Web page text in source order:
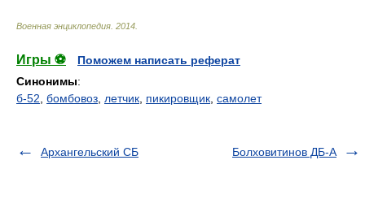
Военная энциклопедия 2014
Игры ⚽
Поможем написать реферат
Синонимы:
б-52 бомбовоз летчик пикировщик самолет
Архангельский СБ Болховитинов ДБ-А